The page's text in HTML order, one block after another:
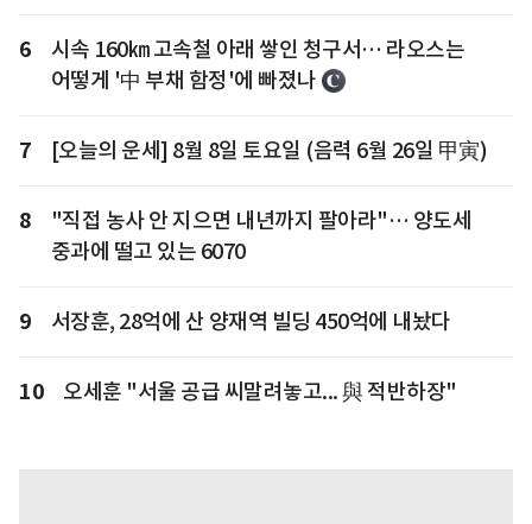
6
시속 160㎞ 고속철 아래 쌓인 청구서… 라오스는
어떻게 '中 부채 함정'에 빠졌나
7 [오늘의 운세] 8월 8일 토요일 (음력 6월 26일 甲寅)
8
"직접 농사 안 지으면 내년까지 팔아라"… 양도세
중과에 떨고 있는 6070
9 서장훈, 28억에 산 양재역 빌딩 450억에 내놨다
10 오세훈 "서울 공급 씨말려놓고... 與 적반하장"